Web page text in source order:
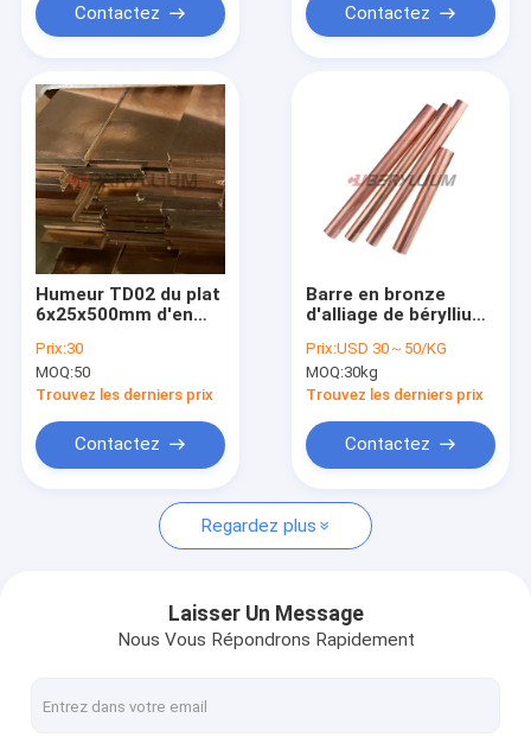
Produits
Vidéos
Au sujet de nous
Visite d'usine
Contactez-nous
Demandez une citation
Alliage de cuivre de béryllium
Cuivre du béryllium C17300
C17510 Beryllium Copper
Contactez Contactez
Humeur TD02 du plat
6x25x500mm d'en
CDA 172 pour la
plate-forme de
processus d'huile
Prix:30
MOQ:50
Trouvez les derniers prix
Contactez
Barre en bronze
d'alliage de béryllium
C17510 avec la
capacité stupéfiante
de travail à froid
Prix:USD 30～50/KG
MOQ:30kg
Trouvez les derniers prix
Contactez
Regardez plus
Laisser Un Message
Nous Vous Répondrons Rapidement